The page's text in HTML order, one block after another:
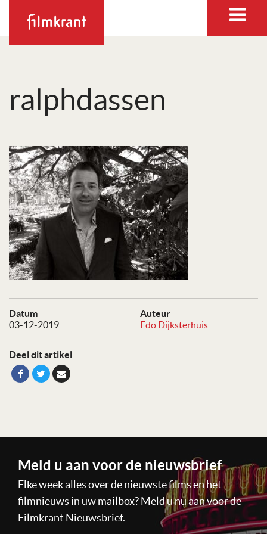
ralphdassen
Datum
03-12-2019
Auteur
Edo Dijksterhuis
Deel dit artikel
Meld u aan voor de nieuwsbrief
Elke week alles over de nieuwste films en het
filmnieuws in uw mailbox? Meld u nu aan voor de
Filmkrant Nieuwsbrief.